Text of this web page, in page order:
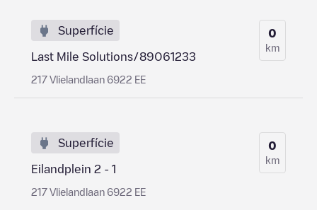
Superfície
Last Mile Solutions/89061233
217 Vlielandlaan 6922 EE
0
km
Superfície
Eilandplein 2 - 1
217 Vlielandlaan 6922 EE
0
km